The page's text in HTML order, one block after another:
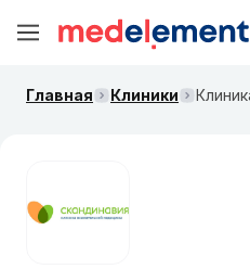
Главная Клиники